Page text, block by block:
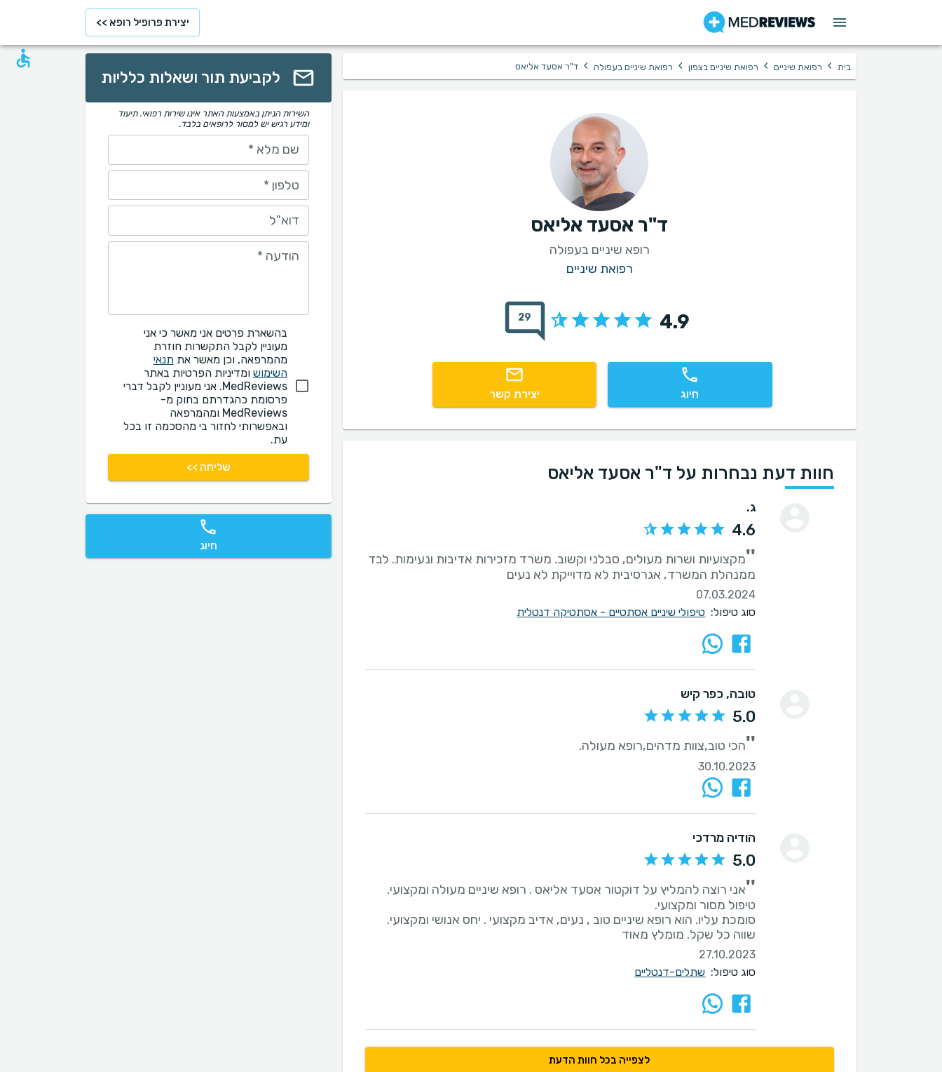
יצירת פרופיל רופא >>
בית › רפואת שיניים › רפואת שיניים בצפון › רפואת שיניים בעפולה › ד"ר אסעד אליאס
ד"ר אסעד אליאס
רופא שיניים בעפולה
רפואת שיניים
4.9
29
חיוג יצירת קשר
חוות דעת נבחרות על ד"ר אסעד אליאס
ג.
4.6
''מקצועיות ושרות מעולים, סבלני וקשוב. משרד מזכירות אדיבות ונעימות. לבד
ממנהלת המשרד, אגרסיבית לא מדוייקת לא נעים
07.03.2024
סוג טיפול: טיפולי שיניים אסתטיים - אסתטיקה דנטלית
טובה, כפר קיש
5.0
''הכי טוב,צוות מדהים,רופא מעולה.
30.10.2023
הודיה מרדכי
5.0
''אני רוצה להמליץ על דוקטור אסעד אליאס . רופא שיניים מעולה ומקצועי.
שווה כל שקל. מומלץ מאוד
27.10.2023
סוג טיפול: שתלים-דנטליים
לצפייה בכל חוות הדעת
לקביעת תור ושאלות כלליות
השירות הניתן באמצעות האתר אינו שירות רפואי. תיעוד
ומידע רגיש יש למסור לרופאים בלבד.
שם מלא *
טלפון *
דוא"ל
הודעה *
בהשארת פרטים אני מאשר כי אני
מעוניין לקבל התקשרות חוזרת
מהמרפאה, וכן מאשר אתתנאי
השימוש ומדיניות הפרטיות באתר
MedReviews. אני מעוניין לקבל דברי
פרסומת כהגדרתם בחוק מ-
MedReviews ומהמרפאה
ובאפשרותי לחזור בי מהסכמה זו בכל
עת.
שליחה >>
חיוג